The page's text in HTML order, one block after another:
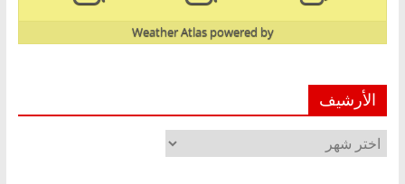
powered by
Weather Atlas
الأرشيف
الأرشيف